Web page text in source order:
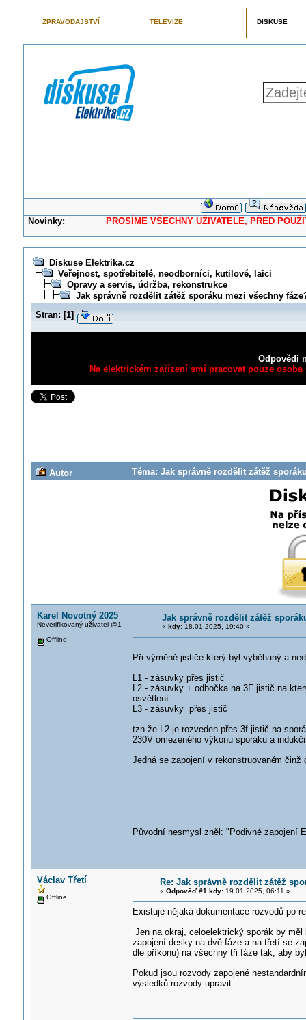
ZPRAVODAJSTVÍ TELEVIZE DISKUSE
Novinky: PROSÍME VŠECHNY UŽIVATELE, PŘED
Diskuse Elektrika.cz
Veřejnost, spotřebitelé, neodborníci, kutilové, laici
Opravy a servis, údržba, rekonstrukce
Jak správně rozdělit zátěž sporáku mezi všechny
Stran: [1]
Odpovědi
Na elektrickém zařízení smí pracovat pouze
Autor Téma: Jak správně rozdělit zátěž
Karel Novotný 2025
Neverifikovaný uživatel @1
Offline
Jak správně rozdělit zátěž
« kdy:18.01.2025, 19:40 »
Při výměně jističe který byl vyběhaný a
L1 - zásuvky přes jistič
L2 - zásuvky + odbočka na 3F jistič na
osvětlení
L3 - zásuvky přes jistič
tzn že L2 je rozveden přes 3f jistič na
230V omezeného výkonu sporáku a
Jedná se zapojení v rekonstruovaném činž
Původní nesmysl zněl: "Podivné zapojení
Václav Třetí
Offline
Re: Jak správně rozdělit zátěž
« Odpověď #1 kdy:19.01.2025, 06:11 »
Existuje nějaká dokumentace rozvodů po
Jen na okraj, celoelektrický sporák by
zapojení desky na dvě fáze a na třetí se
dle příkonu) na všechny tři fáze tak, aby
Pokud jsou rozvody zapojené
výsledků rozvody upravit.